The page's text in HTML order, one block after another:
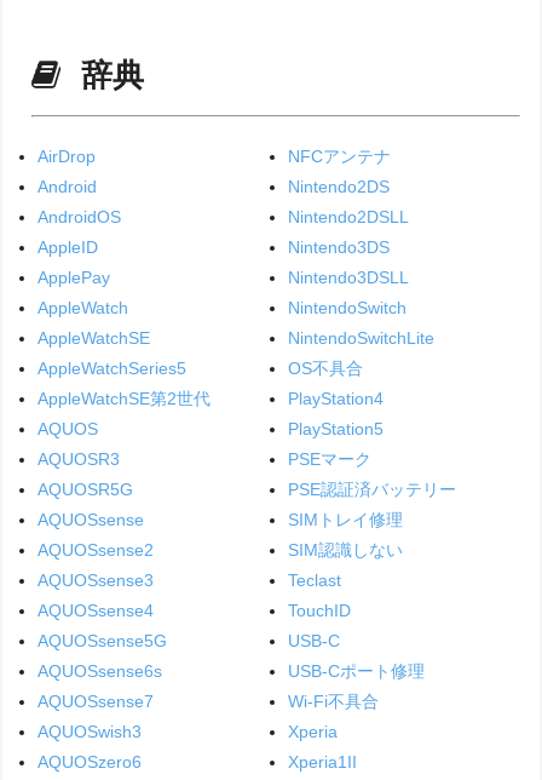
辞典
AirDrop
Android
AndroidOS
AppleID
ApplePay
AppleWatch
AppleWatchSE
AppleWatchSeries5
AppleWatchSE第2世代
AQUOS
AQUOSR3
AQUOSR5G
AQUOSsense
AQUOSsense2
AQUOSsense3
AQUOSsense4
AQUOSsense5G
AQUOSsense6s
AQUOSsense7
AQUOSwish3
AQUOSzero6
NFCアンテナ
Nintendo2DS
Nintendo2DSLL
Nintendo3DS
Nintendo3DSLL
NintendoSwitch
NintendoSwitchLite
OS不具合
PlayStation4
PlayStation5
PSEマーク
PSE認証済バッテリー
SIMトレイ修理
SIM認識しない
Teclast
TouchID
USB-C
USB-Cポート修理
Wi-Fi不具合
Xperia
Xperia1II